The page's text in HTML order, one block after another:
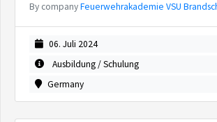
By companyFeuerwehrakademie VSU
06. Juli 2024
Ausbildung / Schulung
Germany